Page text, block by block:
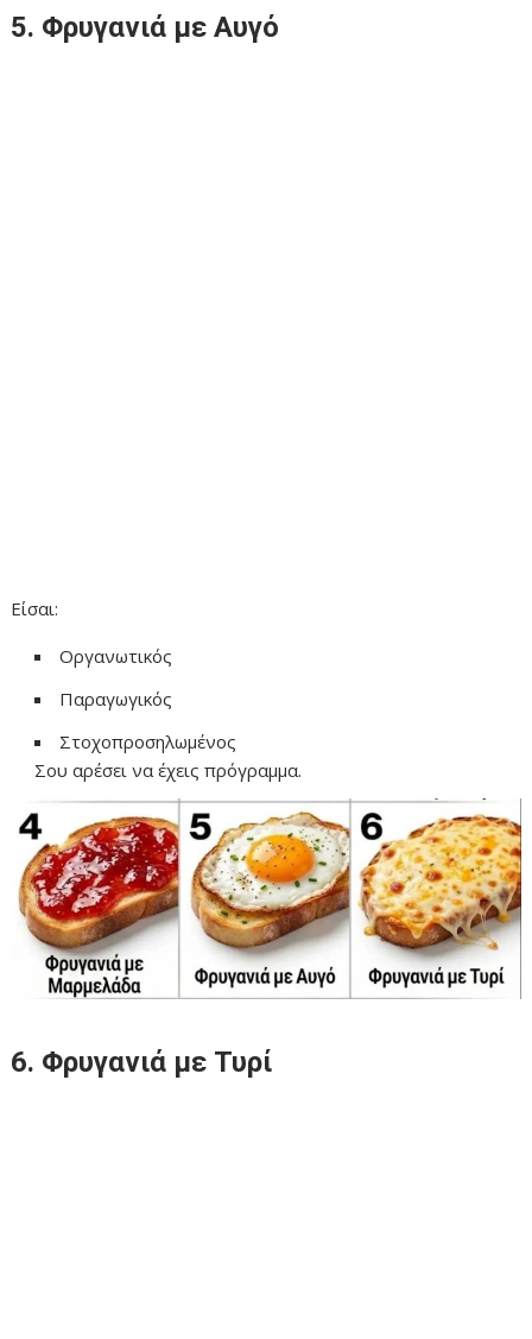
5. Φρυγανιά με Αυγό
Είσαι:
Οργανωτικός
Παραγωγικός
Στοχοπροσηλωμένος
Σου αρέσει να έχεις πρόγραμμα.
6. Φρυγανιά με Τυρί